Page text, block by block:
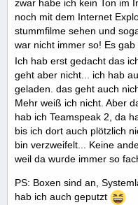
zwar habe ich kein Ton im
noch mit dem Internet
stummfilme sehen und
war nicht immer so! Es
Ich hab erst gedacht das
geht aber nicht... ich hab
geladen. das geht auch
Mehr weiß ich nicht. Aber
hab ich Teamspeak 2, da
bis ich dort auch plötzlich
bin verzweifelt... Keine
weil da wurde immer so
PS: Boxen sind an,
hab ich auch geputzt